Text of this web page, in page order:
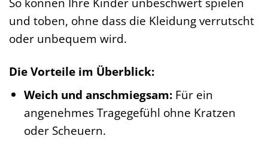
und toben, ohne dass die Kleidung verrutscht
oder unbequem wird.
Die Vorteile im Überblick:
Weich und anschmiegsam:Für ein
angenehmes Tragegefühl ohne Kratzen
oder Scheuern.